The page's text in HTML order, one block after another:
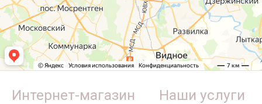
Интернет-магазин Наши услуги